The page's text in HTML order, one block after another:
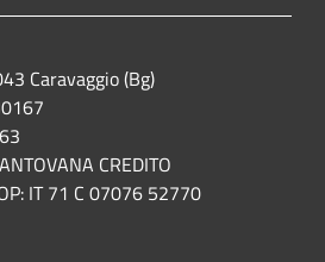
Caravaggio (Bg)
CREDITO
IT 71 C 07076 52770